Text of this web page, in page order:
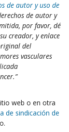
de autor y uso de
de autor y
por favor, dé
creador, y enlace
del
vasculares
web o en otra
de sindicación de